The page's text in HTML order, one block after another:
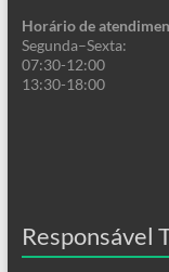
Horário de
Segunda–Sexta:
07:30-12:00
13:30-18:00
Responsável